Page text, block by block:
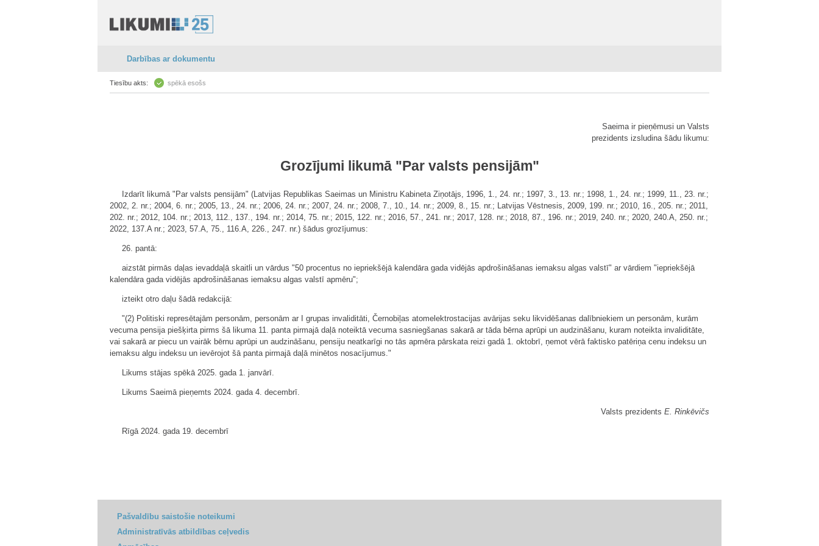
Darbības ar dokumentu
Tiesību akts: spēkā esošs
Saeima ir pieņēmusi un Valsts
prezidents izsludina šādu likumu:
Grozījumi likumā "Par valsts pensijām"
Izdarīt likumā "Par valsts pensijām" (Latvijas Republikas Saeimas un Ministru Kabineta Ziņotājs, 1996, 1., 24. nr.; 1997, 3., 13. nr.; 1998, 1., 24. nr.; 1999, 11., 23. nr.;
2002, 2. nr.; 2004, 6. nr.; 2005, 13., 24. nr.; 2006, 24. nr.; 2007, 24. nr.; 2008, 7., 10., 14. nr.; 2009, 8., 15. nr.; Latvijas Vēstnesis, 2009, 199. nr.; 2010, 16., 205. nr.; 2011,
202. nr.; 2012, 104. nr.; 2013, 112., 137., 194. nr.; 2014, 75. nr.; 2015, 122. nr.; 2016, 57., 241. nr.; 2017, 128. nr.; 2018, 87., 196. nr.; 2019, 240. nr.; 2020, 240.A, 250. nr.;
2022, 137.A nr.; 2023, 57.A, 75., 116.A, 226., 247. nr.) šādus grozījumus:
26. pantā:
aizstāt pirmās daļas ievaddaļā skaitli un vārdus "50 procentus no iepriekšējā kalendāra gada vidējās apdrošināšanas iemaksu algas valstī" ar vārdiem "iepriekšējā
kalendāra gada vidējās apdrošināšanas iemaksu algas valstī apmēru";
izteikt otro daļu šādā redakcijā:
"(2) Politiski represētajām personām, personām ar I grupas invaliditāti, Černobiļas atomelektrostacijas avārijas seku likvidēšanas dalībniekiem un personām, kurām
vecuma pensija piešķirta pirms šā likuma 11. panta pirmajā daļā noteiktā vecuma sasniegšanas sakarā ar tāda bērna aprūpi un audzināšanu, kuram noteikta invaliditāte,
vai sakarā ar piecu un vairāk bērnu aprūpi un audzināšanu, pensiju neatkarīgi no tās apmēra pārskata reizi gadā 1. oktobrī, ņemot vērā faktisko patēriņa cenu indeksu un
iemaksu algu indeksu un ievērojot šā panta pirmajā daļā minētos nosacījumus."
Likums stājas spēkā 2025. gada 1. janvārī.
Likums Saeimā pieņemts 2024. gada 4. decembrī.
Valsts prezidents E. Rinkēvičs
Rīgā 2024. gada 19. decembrī
Pašvaldību saistošie noteikumi
Administratīvās atbildības ceļvedis